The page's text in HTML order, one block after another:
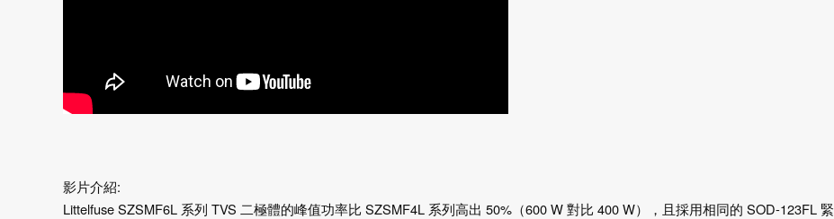
影片介紹:
Littelfuse SZSMF6L 系列 TVS 二極體的峰值功率比 SZSMF4L 系列高出 50%（600 W 對比 400 W），且採用相同的 SOD-123FL 緊